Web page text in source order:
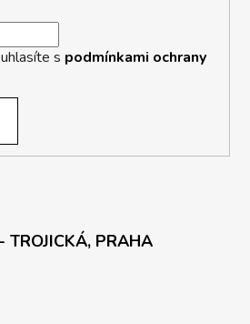
s podmínkami ochrany
TROJICKÁ, PRAHA